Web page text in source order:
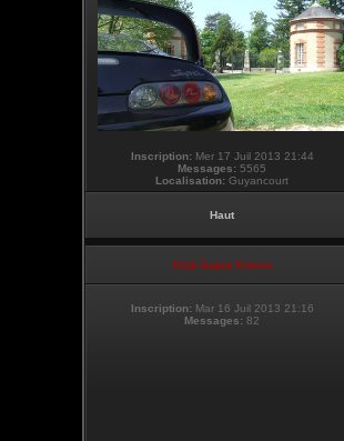
Inscription:Mer 17 Juil 2013 21:44
Messages: 5565
Localisation: Guyancourt
Haut
Club Supra France
Inscription: Mar 16 Juil 2013 21:16
Messages: 82